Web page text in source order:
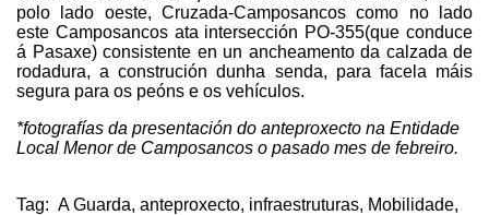
polo lado oeste, Cruzada-Camposancos como no lado
este Camposancos ata intersección PO-355(que conduce
á Pasaxe) consistente en un ancheamento da calzada de
rodadura, a construción dunha senda, para facela máis
segura para os peóns e os vehículos.
*fotografías da presentación do anteproxecto na Entidade
Local Menor de Camposancos o pasado mes de febreiro.
Tag: A Guarda, anteproxecto, infraestruturas, Mobilidade,